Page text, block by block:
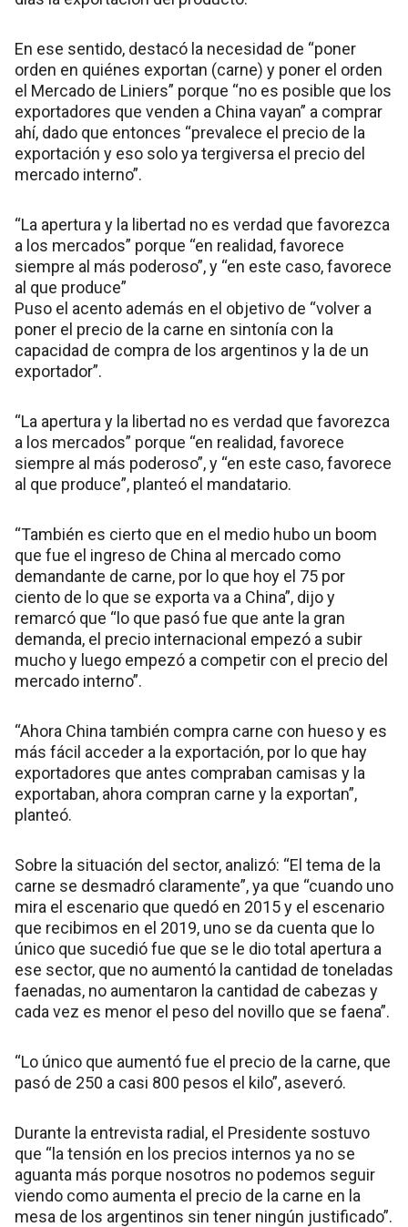
En ese sentido, destacó la necesidad de “poner
orden en quiénes exportan (carne) y poner el orden
el Mercado de Liniers” porque “no es posible que los
exportadores que venden a China vayan” a comprar
ahí, dado que entonces “prevalece el precio de la
exportación y eso solo ya tergiversa el precio del
mercado interno”.
“La apertura y la libertad no es verdad que favorezca
a los mercados” porque “en realidad, favorece
siempre al más poderoso”, y “en este caso, favorece
al que produce”
Puso el acento además en el objetivo de “volver a
poner el precio de la carne en sintonía con la
capacidad de compra de los argentinos y la de un
exportador”.
“La apertura y la libertad no es verdad que favorezca
a los mercados” porque “en realidad, favorece
siempre al más poderoso”, y “en este caso, favorece
al que produce”, planteó el mandatario.
“También es cierto que en el medio hubo un boom
que fue el ingreso de China al mercado como
demandante de carne, por lo que hoy el 75 por
ciento de lo que se exporta va a China”, dijo y
remarcó que “lo que pasó fue que ante la gran
demanda, el precio internacional empezó a subir
mucho y luego empezó a competir con el precio del
mercado interno”.
“Ahora China también compra carne con hueso y es
más fácil acceder a la exportación, por lo que hay
exportadores que antes compraban camisas y la
exportaban, ahora compran carne y la exportan”,
planteó.
Sobre la situación del sector, analizó: “El tema de la
carne se desmadró claramente”, ya que “cuando uno
mira el escenario que quedó en 2015 y el escenario
que recibimos en el 2019, uno se da cuenta que lo
único que sucedió fue que se le dio total apertura a
ese sector, que no aumentó la cantidad de toneladas
faenadas, no aumentaron la cantidad de cabezas y
cada vez es menor el peso del novillo que se faena”.
“Lo único que aumentó fue el precio de la carne, que
pasó de 250 a casi 800 pesos el kilo”, aseveró.
Durante la entrevista radial, el Presidente sostuvo
que “la tensión en los precios internos ya no se
aguanta más porque nosotros no podemos seguir
viendo como aumenta el precio de la carne en la
mesa de los argentinos sin tener ningún justificado”.